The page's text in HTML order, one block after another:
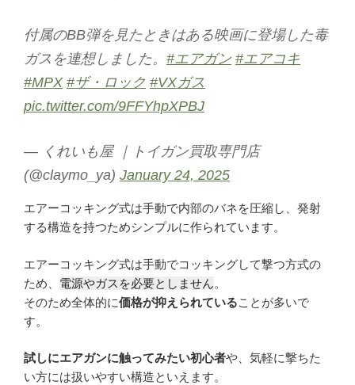
お申込みフォーム
出張対応エリア
よくある質問
関東・関西エリアの出張買取強化中！
くれいも屋について
会社概要
スタッフ紹介
スタッフブログ
付属のBB弾を見たときはある映画に登場した毒
ガスを連想しました。 #エアガン #エアコキ
#MPX #ザ・ロック #VXガス
pic.twitter.com/9FFYhpXPBJ
— くれいも屋 ｜トイガン買取専門店
(@claymo_ya) January 24, 2025
エアーコッキング式は手動で内部のバネを圧縮し、発射
する構造を持つためシンプルに作られています。
エアーコッキング式は手動でコッキングして撃つ方式の
ため、 電源やガスを必要としません。
そのため全体的に価格が抑えられていることが多いで
す。
試しにエアガンに触ってみたい初心者や、気軽に撃ちた
い方には扱いやすい構造といえます。